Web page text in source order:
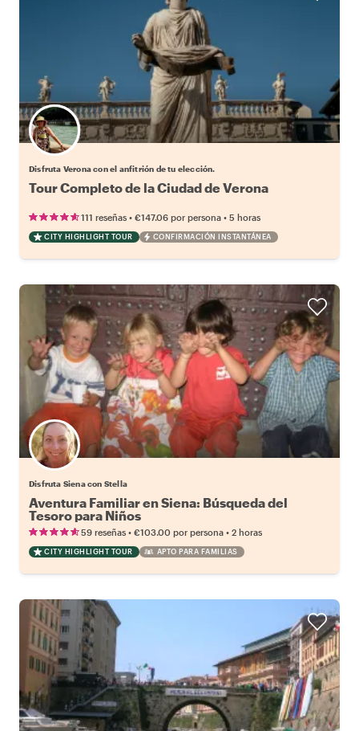
Elige tu local favorito
Disfruta Verona con el anfitrión de tu elección.
Tour Completo de la Ciudad de Verona
111 reseñas • €147.06 por persona • 5 horas
CITY HIGHLIGHT TOUR CONFIRMACIÓN INSTANTÁNEA
Disfruta Siena con Stella
Aventura Familiar en Siena: Búsqueda del
Tesoro para Niños
59 reseñas • €103.00 por persona • 2 horas
CITY HIGHLIGHT TOUR APTO PARA FAMILIAS